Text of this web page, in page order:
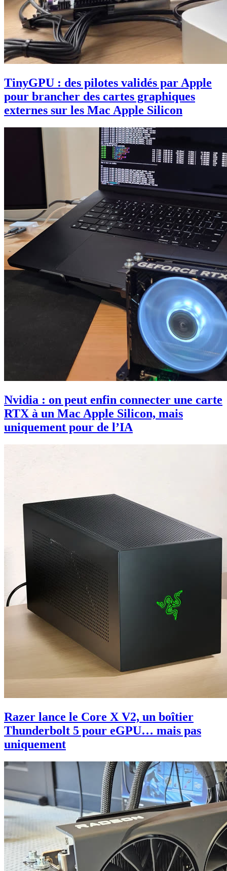
TinyGPU : des pilotes validés par Apple
pour brancher des cartes graphiques
externes sur les Mac Apple Silicon
Nvidia : on peut enfin connecter une carte
RTX à un Mac Apple Silicon, mais
uniquement pour de l’IA
Razer lance le Core X V2, un boîtier
Thunderbolt 5 pour eGPU… mais pas
uniquement